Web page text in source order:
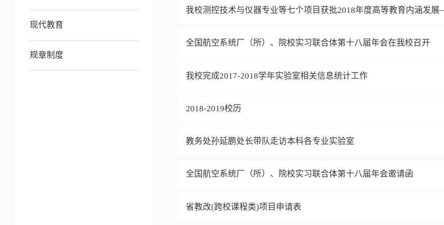
现代教育
规章制度
我校测控技术与仪器专业等七个项目获批2018年度高等教育内涵发
全国航空系统厂（所）、院校实习联合体第十八届年会在我校召开
我校完成2017-2018学年实验室相关信息统计工作
2018-2019校历
教务处孙延鹏处长带队走访本科各专业实验室
全国航空系统厂（所）、院校实习联合体第十八届年会邀请函
省教改(跨校课程类)项目申请表